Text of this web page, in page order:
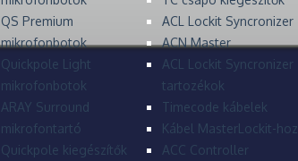
QS Premium
mikrofonbotok
Quickpole Light
mikrofonbotok
ARAY Surround
mikrofontartó
Quickpole kiegészítők
ACL Lockit Syncronizer
ACN Master
ACL Lockit Syncronizer
tartozékok
Timecode kábelek
Kábel MasterLockit-hoz
ACC Controller